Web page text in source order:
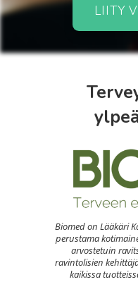
LIITY
Biomed on Lääkäri
perustama
arvostetuin
ravintolisien
kaikissa